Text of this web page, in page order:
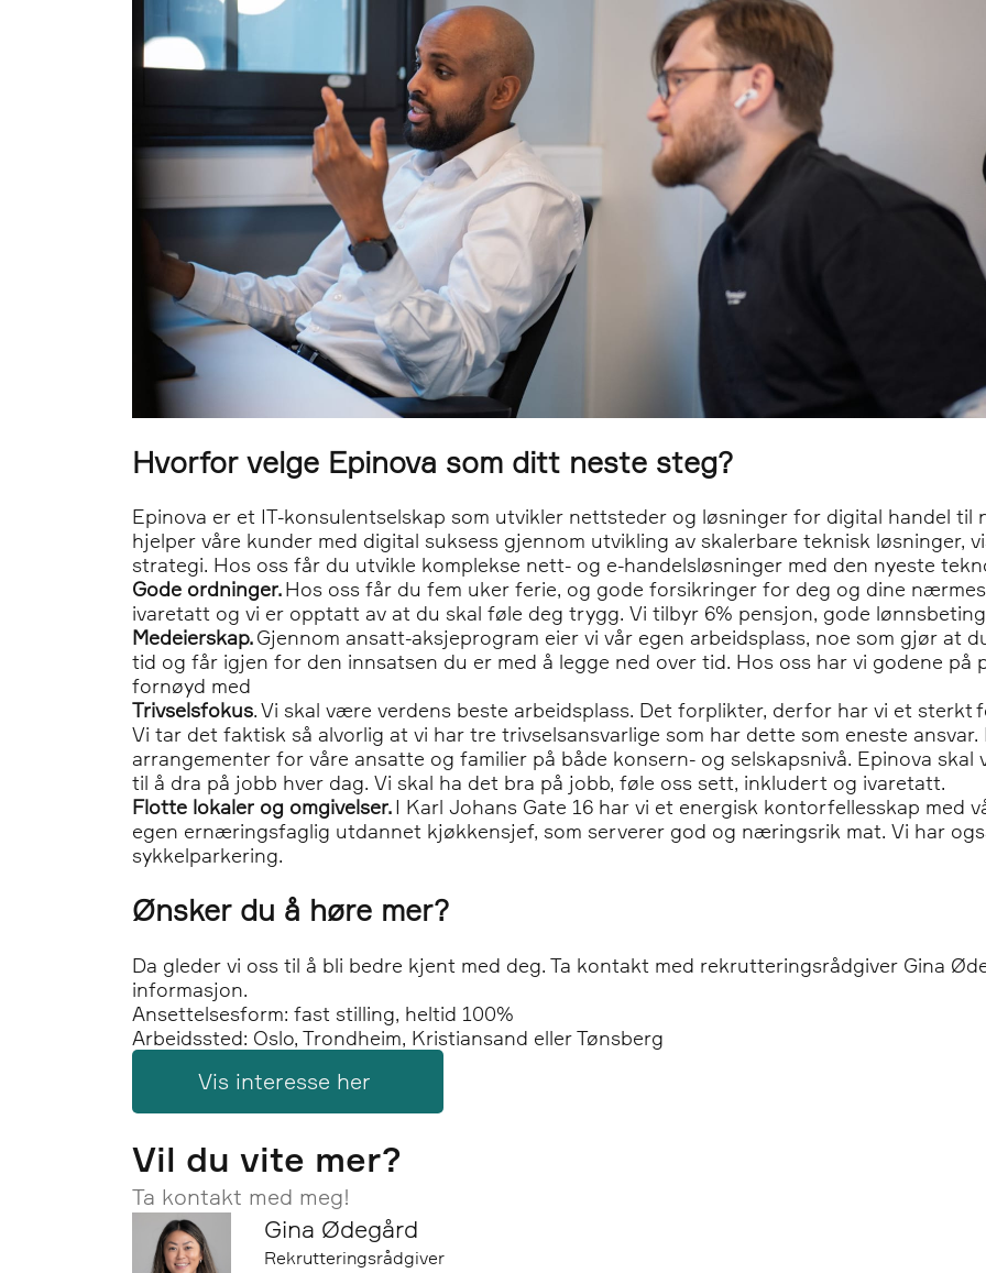
Hvorfor velge Epinova som ditt neste steg?
Epinova er et IT-konsulentselskap som utvikler nettsteder og løsninger for digital handel til
hjelper våre kunder med digital suksess gjennom utvikling av skalerbare teknisk løsninger,
strategi. Hos oss får du utvikle komplekse nett- og e-handelsløsninger med den nyeste
Gode ordninger.Hos oss får du fem uker ferie, og gode forsikringer for deg og dine
ivaretatt og vi er opptatt av at du skal føle deg trygg. Vi tilbyr 6% pensjon, gode
Medeierskap.Gjennom ansatt-aksjeprogram eier vi vår egen arbeidsplass, noe som gjør at
tid og får igjen for den innsatsen du er med å legge ned over tid. Hos oss har vi godene på
fornøyd med
Trivselsfokus. Vi skal være verdens beste arbeidsplass. Det forplikter, derfor har vi et sterkt
Vi tar det faktisk så alvorlig at vi har tre trivselsansvarlige som har dette som eneste
arrangementer for våre ansatte og familier på både konsern- og selskapsnivå. Epinova
til å dra på jobb hver dag. Vi skal ha det bra på jobb, føle oss sett, inkludert og ivaretatt.
Flotte lokaler og omgivelser.I Karl Johans Gate 16 har vi et energisk kontorfellesskap med
egen ernæringsfaglig utdannet kjøkkensjef, som serverer god og næringsrik mat. Vi har
sykkelparkering.
Ønsker du å høre mer?
Da gleder vi oss til å bli bedre kjent med deg. Ta kontakt med rekrutteringsrådgiver Gina
informasjon.
Ansettelsesform: fast stilling, heltid 100%
Arbeidssted: Oslo, Trondheim, Kristiansand eller Tønsberg
Vis interesse her
Vil du vite mer?
Ta kontakt med meg!
Gina Ødegård
Rekrutteringsrådgiver